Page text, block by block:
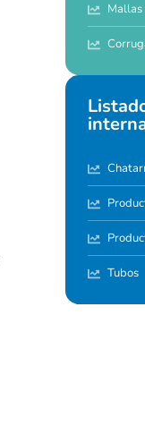
Mallas
Tubos